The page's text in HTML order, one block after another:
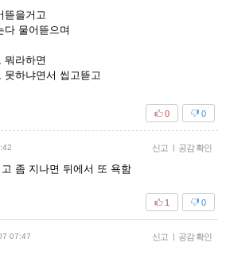
뜯을거고
다 물어뜯으며
뭐라하면
못하냐면서 씹고뜯고
0
0
신고 | 공감 확인
좀 지나면 뒤에서 또 욕함
0
1
07:47 신고 | 공감 확인